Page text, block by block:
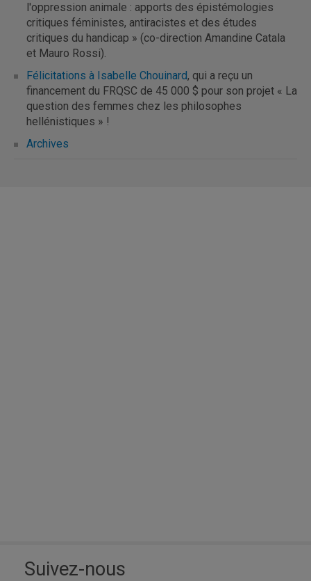
Darwin? »
4 décembre 2019 :
4​ mars :
18 mars (local W-5215) :
Comment peut-on être réaliste?
1 avril(local W-5215) :
« La
Manche se traverse dans les deux sens: éléments
pour une étude de la réception française de John
Stuart Mill »
l'oppression animale : apports des épistémologies
critiques féministes, antiracistes et des études
critiques du handicap » (co-direction Amandine Catala
et Mauro Rossi).
Félicitations à Isabelle Chouinard, qui a reçu un
financement du FRQSC de 45 000 $ pour son projet « La
question des femmes chez les philosophes
hellénistiques » !
Archives
Suivez-nous